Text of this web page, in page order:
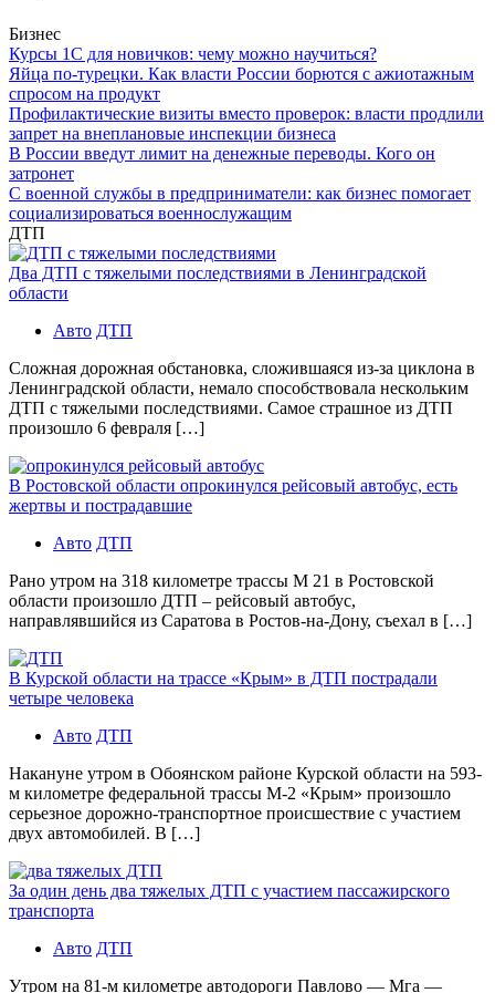
Бизнес
Курсы 1С для новичков: чему можно научиться?
Яйца по-турецки. Как власти России борются с ажиотажным
спросом на продукт
Профилактические визиты вместо проверок: власти продлили
запрет на внеплановые инспекции бизнеса
В России введут лимит на денежные переводы. Кого он
затронет
С военной службы в предприниматели: как бизнес помогает
социализироваться военнослужащим
ДТП
Два ДТП с тяжелыми последствиями в Ленинградской
области
Авто ДТП
Сложная дорожная обстановка, сложившаяся из-за циклона в
Ленинградской области, немало способствовала нескольким
ДТП с тяжелыми последствиями. Самое страшное из ДТП
произошло 6 февраля […]
В Ростовской области опрокинулся рейсовый автобус, есть
жертвы и пострадавшие
Авто ДТП
Рано утром на 318 километре трассы М 21 в Ростовской
области произошло ДТП – рейсовый автобус,
направлявшийся из Саратова в Ростов-на-Дону, съехал в […]
В Курской области на трассе «Крым» в ДТП пострадали
четыре человека
Авто ДТП
Накануне утром в Обоянском районе Курской области на 593-
м километре федеральной трассы М-2 «Крым» произошло
серьезное дорожно-транспортное происшествие с участием
двух автомобилей. В […]
За один день два тяжелых ДТП с участием пассажирского
транспорта
Авто ДТП
Утром на 81-м километре автодороги Павлово — Мга —